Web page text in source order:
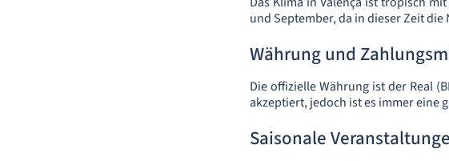
und September, da in dieser Zeit
Währung und
Die offizielle Währung ist der Real
akzeptiert, jedoch ist es immer eine
Saisonale